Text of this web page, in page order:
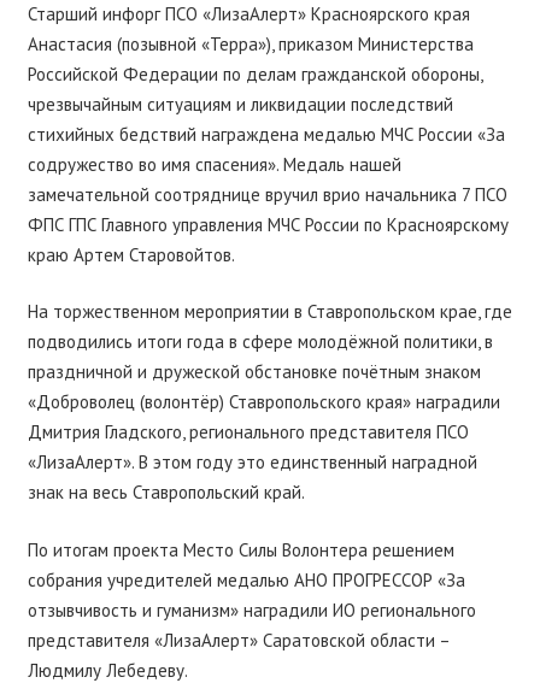
Старший инфорг ПСО «ЛизаАлерт» Красноярского края
Анастасия (позывной «Терра»), приказом Министерства
Российской Федерации по делам гражданской обороны,
чрезвычайным ситуациям и ликвидации последствий
стихийных бедствий награждена медалью МЧС России «За
содружество во имя спасения». Медаль нашей
замечательной соотряднице вручил врио начальника 7 ПСО
ФПС ГПС Главного управления МЧС России по Красноярскому
краю Артем Старовойтов.
На торжественном мероприятии в Ставропольском крае, где
подводились итоги года в сфере молодёжной политики, в
праздничной и дружеской обстановке почётным знаком
«Доброволец (волонтёр) Ставропольского края» наградили
Дмитрия Гладского, регионального представителя ПСО
«ЛизаАлерт». В этом году это единственный наградной
знак на весь Ставропольский край.
По итогам проекта Место Силы Волонтера решением
собрания учредителей медалью АНО ПРОГРЕССОР «За
отзывчивость и гуманизм» наградили ИО регионального
представителя «ЛизаАлерт» Саратовской области –
Людмилу Лебедеву.